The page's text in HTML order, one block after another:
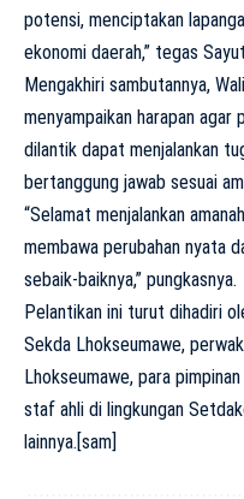
potensi, menciptakan
ekonomi daerah,” tegas
Mengakhiri sambutannya,
menyampaikan harapan agar
dilantik dapat menjalankan
bertanggung jawab sesuai
“Selamat menjalankan
membawa perubahan nyata
sebaik-baiknya,” pungkasnya.
Pelantikan ini turut dihadiri
Sekda Lhokseumawe,
Lhokseumawe, para
staf ahli di lingkungan
lainnya.[sam]